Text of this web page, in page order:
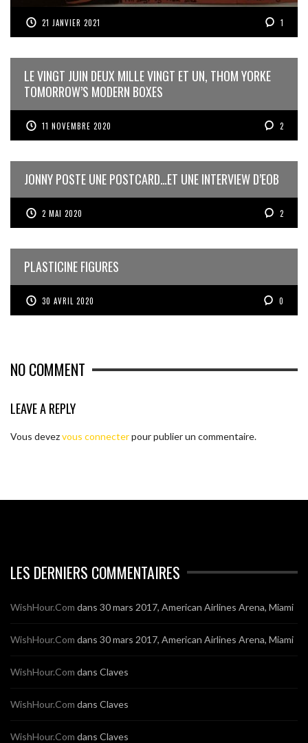
21 JANVIER 2021 1
LE VINGT JUIN DEUX MILLE VINGT ET UN, THOM YORKE
TOMORROW’S MODERN BOXES
11 NOVEMBRE 2020 2
JONNY POSTE UNE POSTCARD…ET UNE INTERVIEW D’EOB
2 MAI 2020 2
PLASTICINE FIGURES
30 AVRIL 2020 0
NO COMMENT
LEAVE A REPLY
Vous devezvous connecterpour publier un commentaire.
LES DERNIERS COMMENTAIRES
WishHour.Com dans 30 mars 2017, American Airlines Arena, Miami
WishHour.Com dans 30 mars 2017, American Airlines Arena, Miami
WishHour.Com dans Claves
WishHour.Com dans Claves
WishHour.Com dans Claves